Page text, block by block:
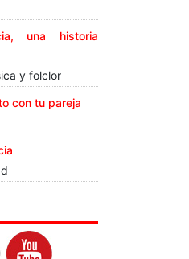
una historia
y folclor
con tu pareja